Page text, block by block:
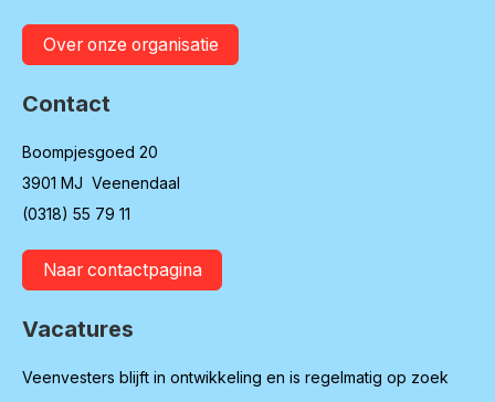
Over onze organisatie
Contact
Boompjesgoed 20
3901 MJ Veenendaal
(0318) 55 79 11
Naar contactpagina
Vacatures
Veenvesters blijft in ontwikkeling en is regelmatig op zoek